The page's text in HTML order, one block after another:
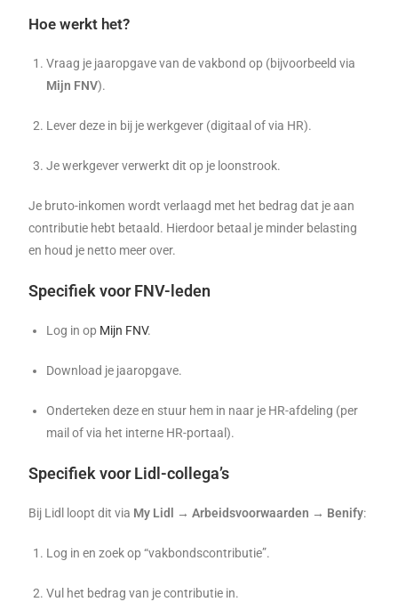
Hoe werkt het?
Vraag je jaaropgave van de vakbond op (bijvoorbeeld via
Mijn FNV).
Lever deze in bij je werkgever (digitaal of via HR).
Je werkgever verwerkt dit op je loonstrook.
Je bruto-inkomen wordt verlaagd met het bedrag dat je aan
contributie hebt betaald. Hierdoor betaal je minder belasting
en houd je netto meer over.
Specifiek voor FNV-leden
Log in op Mijn FNV.
Download je jaaropgave.
Onderteken deze en stuur hem in naar je HR-afdeling (per
mail of via het interne HR-portaal).
Specifiek voor Lidl-collega’s
Bij Lidl loopt dit via My Lidl → Arbeidsvoorwaarden → Benify:
Log in en zoek op “vakbondscontributie”.
Vul het bedrag van je contributie in.